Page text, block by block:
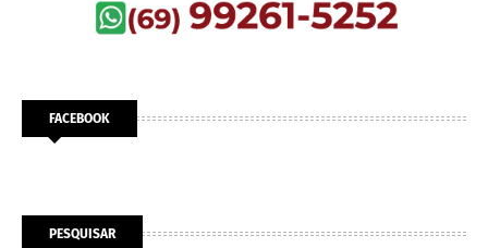
FACEBOOK
PESQUISAR